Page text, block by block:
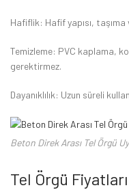
Hafiflik: Hafif yapısı,
Temizleme: PVC kaplama,
gerektirmez.
Dayanıklılık: Uzun süreli
Beton Direk Arası Tel Örgü
Tel Örgü Fiyatları